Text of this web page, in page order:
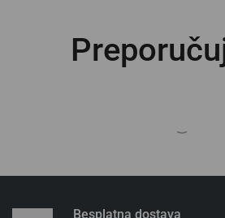
Besplatna dostava